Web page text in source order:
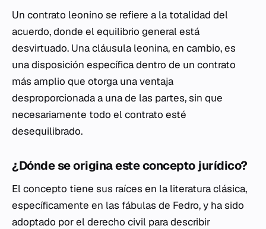
Un contrato leonino se refiere a la totalidad del
acuerdo, donde el equilibrio general está
desvirtuado. Una cláusula leonina, en cambio, es
una disposición específica dentro de un contrato
más amplio que otorga una ventaja
desproporcionada a una de las partes, sin que
necesariamente todo el contrato esté
desequilibrado.
¿Dónde se origina este concepto jurídico?
El concepto tiene sus raíces en la literatura clásica,
específicamente en las fábulas de Fedro, y ha sido
adoptado por el derecho civil para describir